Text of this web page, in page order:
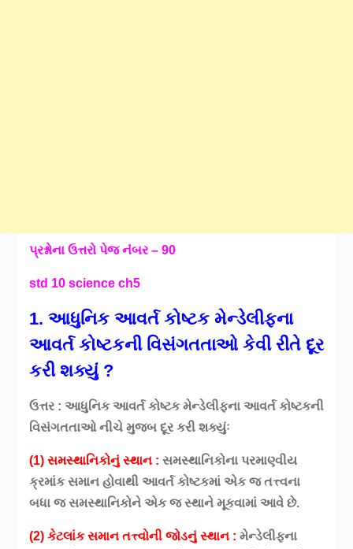
પ્રશ્નોના ઉત્તરો પેજ નંંબર – 90
std 10 science ch5
1. આધુનિક આવર્ત કોષ્ટક મેન્ડેલીફના
આવર્ત કોષ્ટકની વિસંગતતાઓ કેવી રીતે દૂર
કરી શક્યું ?
ઉત્તર : આધુનિક આવર્ત કોષ્ટક મેન્ડેલીફના આવર્ત કોષ્ટકની
વિસંગતતાઓ નીચે મુજબ દૂર કરી શક્યુંઃ
(1) સમસ્થાનિકોનું સ્થાન : સમસ્થાનિકોના પરમાણ્વીય
ક્રમાંક સમાન હોવાથી આવર્ત કોષ્ટકમાં એક જ તત્ત્વના
બધા જ સમસ્થાનિકોને એક જ સ્થાને મૂકવામાં આવે છે.
(2) કેટલાંક સમાન તત્ત્વોની જોડનું સ્થાન : મેન્ડેલીફના